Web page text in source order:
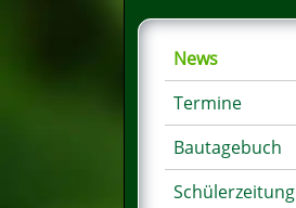
News
Termine
Bautagebuch
Schülerzeitung